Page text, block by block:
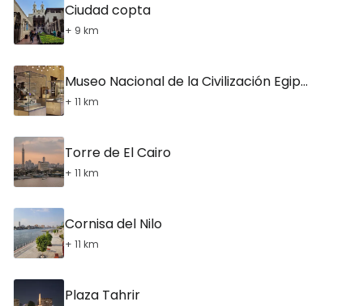
Ciudad copta
+ 9 km
Museo Nacional de la Civilización Egipcia
+ 11 km
Torre de El Cairo
+ 11 km
Cornisa del Nilo
+ 11 km
Plaza Tahrir